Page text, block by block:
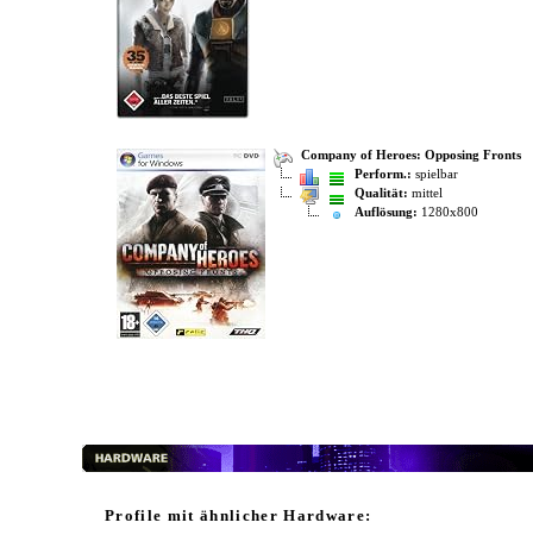
Company of Heroes: Opposing Fronts
Perform.: spielbar
Qualität: mittel
Auflösung: 1280x800
Profile mit ähnlicher Hardware: